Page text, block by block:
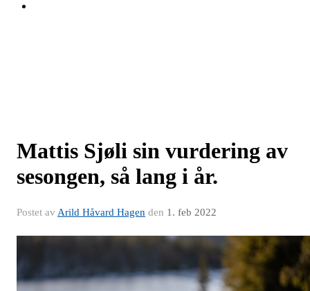
Mattis Sjøli sin vurdering av
sesongen, så lang i år.
Postet av Arild Håvard Hagen den 1. feb 2022